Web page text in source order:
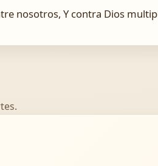
nosotros, Y contra Dios